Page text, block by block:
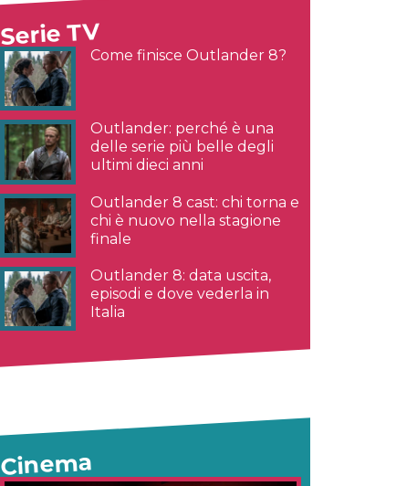
Serie TV
Come finisce Outlander 8?
Outlander: perché è una
delle serie più belle degli
ultimi dieci anni
Outlander 8 cast: chi torna e
chi è nuovo nella stagione
finale
Outlander 8: data uscita,
episodi e dove vederla in
Italia
Cinema